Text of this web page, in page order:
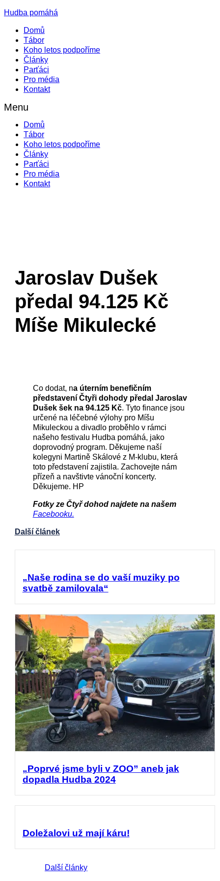
Hudba pomáhá
Domů
Tábor
Koho letos podpoříme
Články
Parťáci
Pro média
Kontakt
Menu
Domů
Tábor
Koho letos podpoříme
Články
Parťáci
Pro média
Kontakt
Jaroslav Dušek
předal 94.125 Kč
Míše Mikulecké
Co dodat, na úterním benefičním
představení Čtyři dohody předal Jaroslav
Dušek šek na 94.125 Kč. Tyto finance jsou
určené na léčebné výlohy pro Míšu
Mikuleckou a divadlo proběhlo v rámci
našeho festivalu Hudba pomáhá, jako
doprovodný program. Děkujeme naší
kolegyni Martině Skálové z M-klubu, která
toto představení zajistila. Zachovejte nám
přízeň a navštivte vánoční koncerty.
Děkujeme. HP
Fotky ze Čtyř dohod najdete na našem
Facebooku.
Další článek
„Naše rodina se do vaší muziky po
svatbě zamilovala“
„Poprvé jsme byli v ZOO” aneb jak
dopadla Hudba 2024
Doležalovi už mají káru!
Další články